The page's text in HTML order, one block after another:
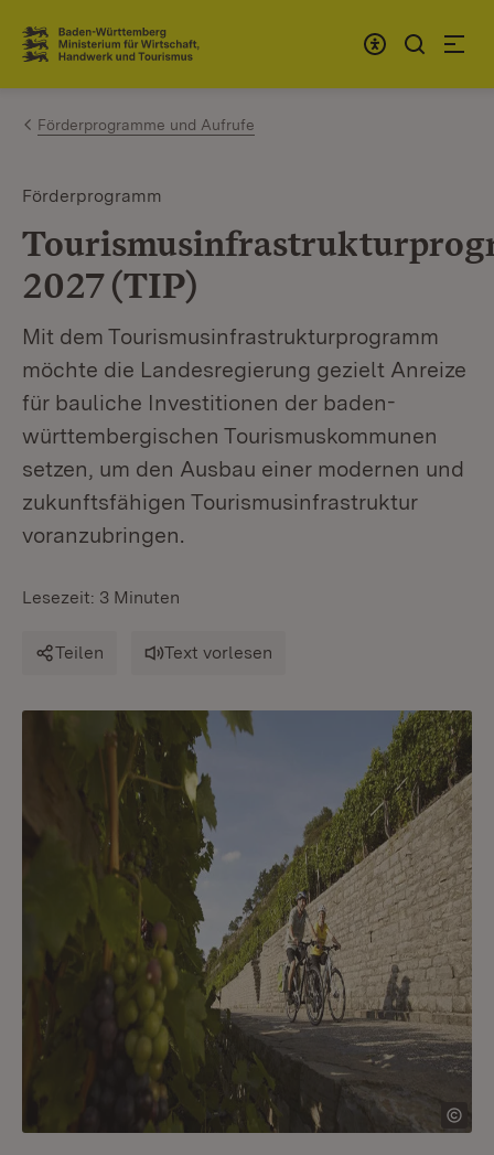
Zum Inhalt springen
Link zur Startseite
Förderprogramme und Aufrufe
Förderprogramm
2027 (TIP)
Mit dem Tourismusinfrastrukturprogramm
möchte die Landesregierung gezielt Anreize
für bauliche Investitionen der baden-
württembergischen Tourismuskommunen
setzen, um den Ausbau einer modernen und
zukunftsfähigen Tourismusinfrastruktur
voranzubringen.
Lesezeit: 3 Minuten
Teilen Text vorlesen